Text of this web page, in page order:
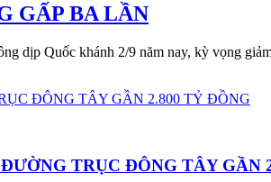
GẤP BA LẦN
dịp Quốc khánh 2/9 năm nay, kỳ vọng
TRỤC ĐÔNG TÂY GẦN